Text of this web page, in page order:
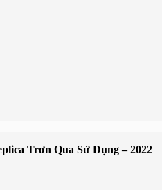
Trơn Qua Sử Dụng – 2022